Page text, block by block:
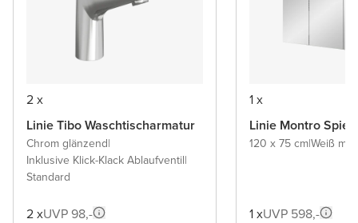
2 x
Linie Tibo Waschtischarmatur
Chrom glänzend|
Inklusive Klick-Klack Ablaufventil|
Standard
2 xUVP 98,-
1 x
Linie Montro
120 x 75 cm|Weiß matt
1 xUVP 598,-